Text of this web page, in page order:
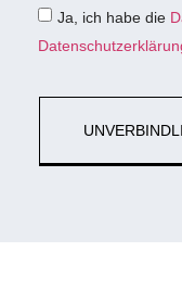
Ja, ich habe die